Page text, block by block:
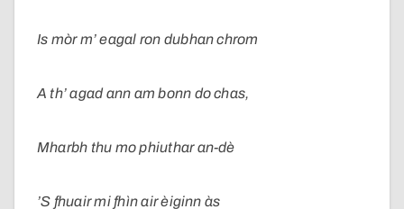
Is mòr m’ eagal ron dubhan chrom
A th’ agad ann am bonn do chas,
Mharbh thu mo phiuthar an-dè
’S fhuair mi fhìn air èiginn às